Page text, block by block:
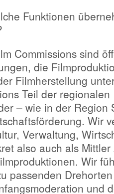
Funktionen
Commissions sind
die
Filmherstellung
Teil der regionalen
– wie in der Region
Wir
Verwaltung,
also auch als Mittler
Wir
passenden
und